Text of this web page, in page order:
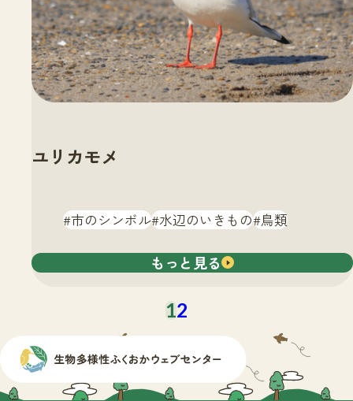
ユリカモメ
市のシンボル 水辺のいきもの 鳥類
もっと見る
12